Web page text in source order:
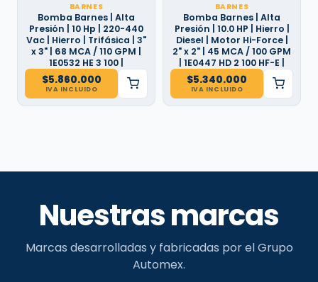
BARNES
Bomba Barnes | Alta
Presión | 10 Hp | 220-440
Vac | Hierro | Trifásica | 3"
x 3" | 68 MCA / 110 GPM |
1E0532 HE 3 100 |
$5.860.000
IVA INCLUIDO
BARNES
Bomba Barnes | Alta
Presión | 10.0 HP | Hierro |
Diesel | Motor Hi-Force |
2" x 2" | 45 MCA / 100 GPM
| 1E0447 HD 2 100 HF-E |
$5.340.000
IVA INCLUIDO
Nuestras marcas
Marcas desarrolladas y fabricadas por el Grupo
Automex.